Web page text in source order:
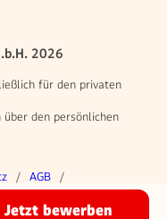
Jetzt bewerben
2026
für den privaten
über den persönlichen
AGB